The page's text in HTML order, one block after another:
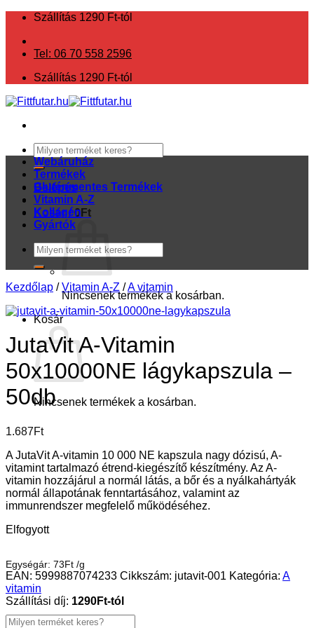
Skip
content
Szállítás 1290 Ft-tól
Tel: 06 70 558 2596
Szállítás 1290 Ft-tól
Keresés
a
következőre:
Belépés
Kosár /0Ft
Nincsenek termékek a kosárban.
Kosár
Nincsenek termékek a kosárban.
Webáruház
Termékek
Gluténmentes Termékek
Vitamin A-Z
Kollagén
Gyártók
Keresés
a
következőre:
Kezdőlap / Vitamin A-Z /A vitamin
JutaVit A-Vitamin
50x10000NE lágykapszula –
50db
1.687Ft
A JutaVit A-vitamin 10 000 NE kapszula nagy dózisú, A-
vitamint tartalmazó étrend-kiegészítő készítmény. Az A-
vitamin hozzájárul a normál látás, a bőr és a nyálkahártyák
normál állapotának fenntartásához, valamint az
immunrendszer megfelelő működéséhez.
Elfogyott
Egységár: 73Ft /g
EAN: 5999887074233 Cikkszám: jutavit-001 Kategória: A
vitamin
Szállítási díj: 1290Ft-tól
Keresés